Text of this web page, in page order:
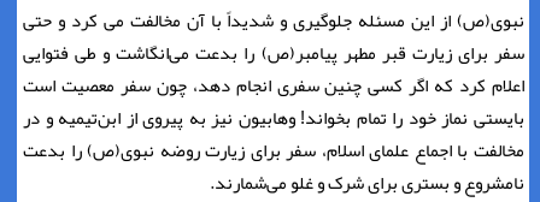
نبوی(ص) از این مسئله جلوگیری و شدیداً با آن مخالفت می کرد و حتی
سفر برای زیارت قبر مطهر پیامبر(ص) را بدعت می‌انگاشت و طی فتوایی
اعلام کرد که اگر کسی چنین سفری انجام دهد، چون سفر معصیت است
بایستی نماز خود را تمام بخواند! وهابیون نیز به پیروی از ابن‌تیمیه و در
مخالفت با اجماع علمای اسلام، سفر برای زیارت روضه نبوی(ص) را بدعت
نامشروع و بستری برای شرک و غلو می‌شمارند.